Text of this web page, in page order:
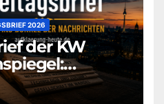
2026
der KW
de]